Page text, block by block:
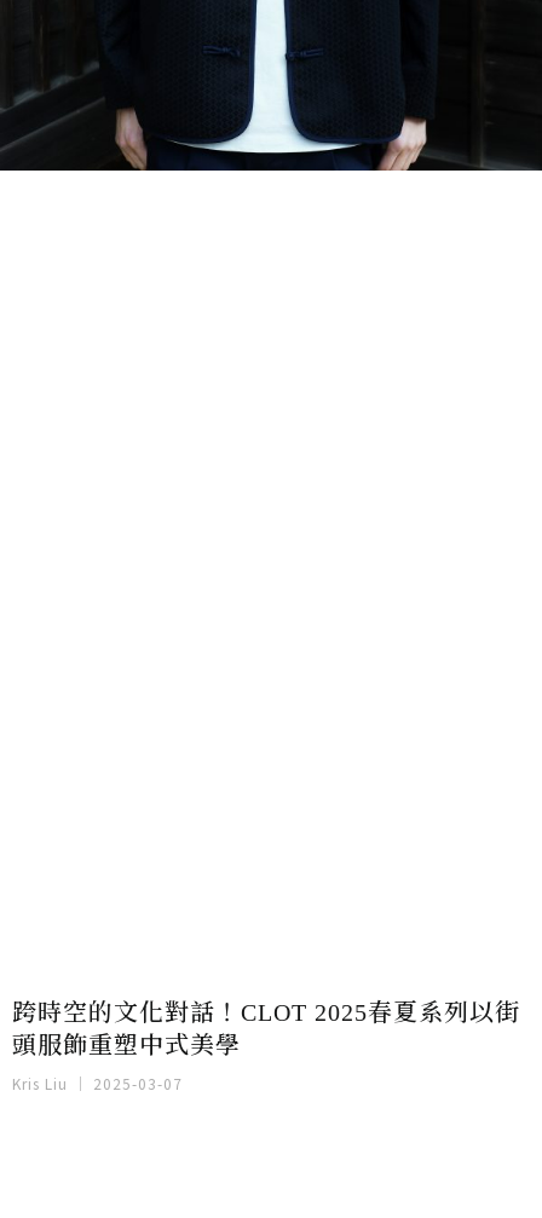
跨時空的文化對話！CLOT 2025春夏系列以街
頭服飾重塑中式美學
Kris Liu 2025-03-07